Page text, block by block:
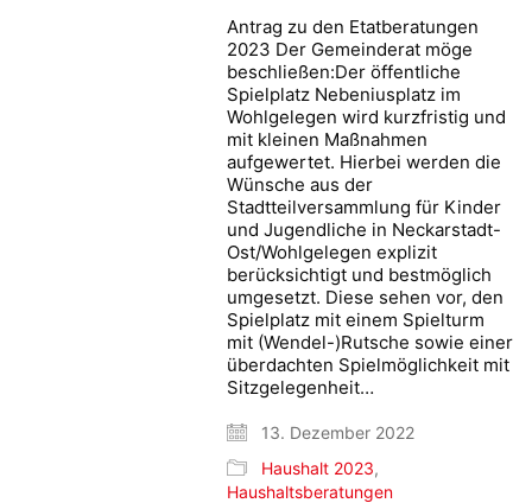
Antrag zu den Etatberatungen
2023 Der Gemeinderat möge
beschließen:Der öffentliche
Spielplatz Nebeniusplatz im
Wohlgelegen wird kurzfristig und
mit kleinen Maßnahmen
aufgewertet. Hierbei werden die
Wünsche aus der
Stadtteilversammlung für Kinder
und Jugendliche in Neckarstadt-
Ost/Wohlgelegen explizit
berücksichtigt und bestmöglich
umgesetzt. Diese sehen vor, den
Spielplatz mit einem Spielturm
mit (Wendel-)Rutsche sowie einer
überdachten Spielmöglichkeit mit
Sitzgelegenheit…
13. Dezember 2022
Haushalt 2023,
Haushaltsberatungen